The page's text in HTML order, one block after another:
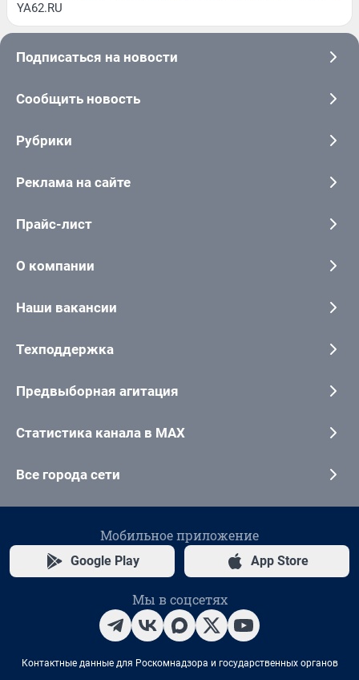
YA62.RU
Подписаться на новости
Сообщить новость
Рубрики
Реклама на сайте
Прайс-лист
О компании
Наши вакансии
Техподдержка
Предвыборная агитация
Статистика канала в MAX
Все города сети
Мобильное приложение
Google Play App Store
Мы в соцсетях
Контактные данные для Роскомнадзора и государственных органов